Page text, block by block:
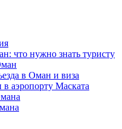
что нужно знать туристу
в Оман и виза
в аэропорту Маската